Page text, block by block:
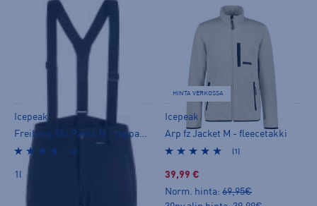
Icepeak
Freiberg Ski Pants M - toppahousut
(4)
109,00 €
HINTA VERKOSSA
Icepeak
Arp fz Jacket M - fleecetakki
(1)
39,99 €
Norm. hinta: 69,95€